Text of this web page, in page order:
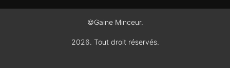
©Gaine Minceur.
2026. Tout droit réservés.